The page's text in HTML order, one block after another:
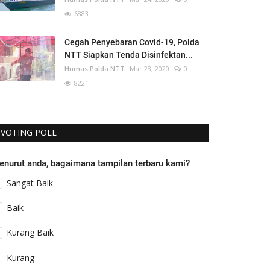
6883
Cegah Penyebaran Covid-19, Polda
NTT Siapkan Tenda Disinfektan...
Humas Polda NTT Mar 23, 2020
0
8221
VOTING POLL
anda, bagaimana tampilan terbaru kami?
Sangat Baik
Baik
Kurang Baik
Kurang